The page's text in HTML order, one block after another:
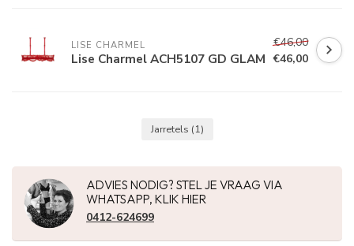
LISE CHARMEL
Lise Charmel ACH5107 GD GLAM
€46,00
€46,00
Jarretels (1)
ADVIES NODIG? STEL JE VRAAG VIA
WHATSAPP, KLIK HIER
0412-624699